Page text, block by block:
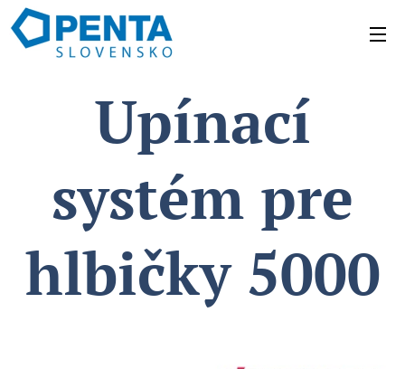
Upínací
systém pre
hlbičky 5000